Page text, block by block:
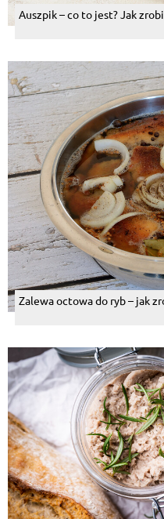
Auszpik – co to jest? Jak
Zalewa octowa do ryb – jak